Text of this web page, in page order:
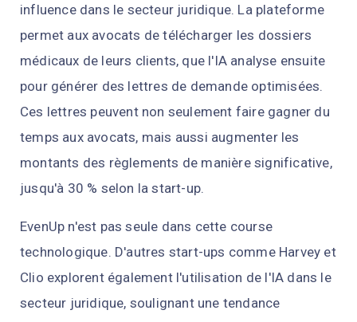
influence dans le secteur juridique. La plateforme
permet aux avocats de télécharger les dossiers
médicaux de leurs clients, que l'IA analyse ensuite
pour générer des lettres de demande optimisées.
Ces lettres peuvent non seulement faire gagner du
temps aux avocats, mais aussi augmenter les
montants des règlements de manière significative,
jusqu'à 30 % selon la start-up.
EvenUp n'est pas seule dans cette course
technologique. D'autres start-ups comme Harvey et
Clio explorent également l'utilisation de l'IA dans le
secteur juridique, soulignant une tendance